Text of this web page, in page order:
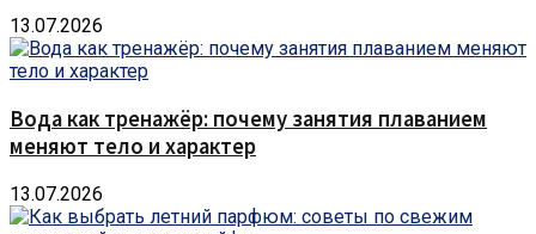
13.07.2026
Вода как тренажёр: почему занятия плаванием
меняют тело и характер
13.07.2026